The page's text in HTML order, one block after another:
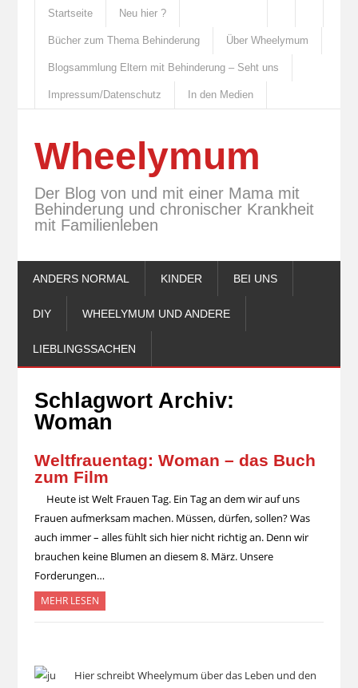
Startseite Neu hier ?
Bücher zum Thema Behinderung Über Wheelymum
Blogsammlung Eltern mit Behinderung – Seht uns
Impressum/Datenschutz In den Medien
Wheelymum
Der Blog von und mit einer Mama mit
Behinderung und chronischer Krankheit
mit Familienleben
ANDERS NORMAL KINDER BEI UNS
DIY WHEELYMUM UND ANDERE
LIEBLINGSSACHEN
Schlagwort Archiv:
Woman
Weltfrauentag: Woman – das Buch
zum Film
Heute ist Welt Frauen Tag. Ein Tag an dem wir auf uns
Frauen aufmerksam machen. Müssen, dürfen, sollen? Was
auch immer – alles fühlt sich hier nicht richtig an. Denn wir
brauchen keine Blumen an diesem 8. März. Unsere
Forderungen…
MEHR LESEN
Hier schreibt Wheelymum über das Leben und den